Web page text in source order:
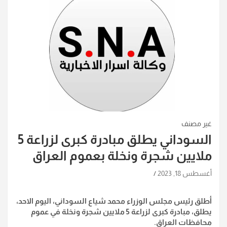
غير مصنف
السوداني يطلق مبادرة كبرى لزراعة 5
ملايين شجرة ونخلة بعموم العراق
أغسطس 18, 2023
أطلق رئيس مجلس الوزراء محمد شياع السوداني، اليوم الاحد،
يطلق، مبادرة كبرى لزراعة 5 ملايين شجرة ونخلة في عموم
محافظات العراق.